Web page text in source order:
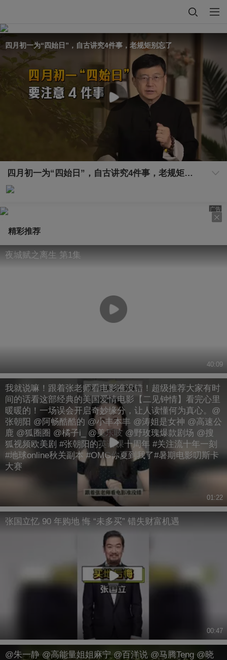
四月初一为“四始日”，自古讲究4件事，老规矩别忘了
四月初一为“四始日”，自古讲究4件事，老规矩别忘了
广告
精彩推荐
夜城赋之离生 第1集
40:09
我就说嘛！跟着张老师看电影准没错！超级推荐大家有时
间的话看这部经典的美国爱情电影【二见钟情】看完心里
暖暖的！一场误会开启奇妙缘分，让人读懂何为真心。@
张朝阳 @阿畅酷酷的 @小丰本丰 @涛姐是女神 @高速公
鹿 @狐圈圈 @橘子i_ @美乐吱 @野玫瑰爆款剧场 @搜
狐视频欧美剧 #张朝阳的英语课十周年 #关注流十年一刻
#地球online秋关副本 #OMG你夏到我了#暑期电影叨斯卡
大赛
01:22
张国立忆 90 年购地 悔 “未多买” 错失财富机遇
00:47
@朱一静 @高能量姐姐麻宁 @百洋说 @马腾Teng @晓